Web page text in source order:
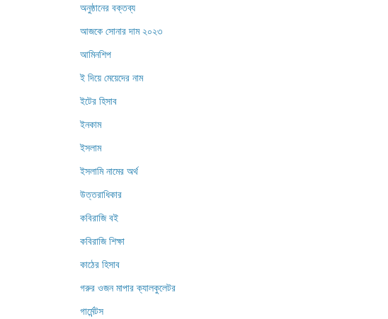
অনুষ্ঠানের বক্তব্য
আজকে সোনার দাম ২০২৩
আমিনশিপ
ই দিয়ে মেয়েদের নাম
ইটের হিসাব
ইনকাম
ইসলাম
ইসলামি নামের অর্থ
উত্তরাধিকার
কবিরাজি বই
কবিরাজি শিক্ষা
কাঠের হিসাব
গরুর ওজন মাপার ক্যালকুলেটর
গার্মেন্টস